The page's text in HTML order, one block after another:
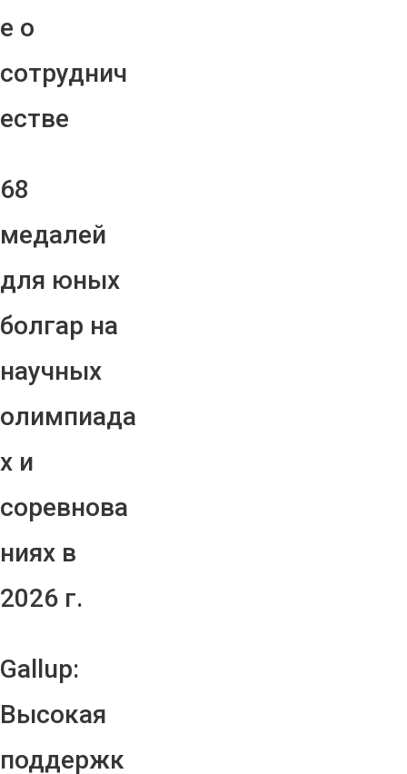
е о
сотруднич
естве
68
медалей
для юных
болгар на
научных
олимпиада
х и
соревнова
ниях в
2026 г.
Gallup:
Высокая
поддержк